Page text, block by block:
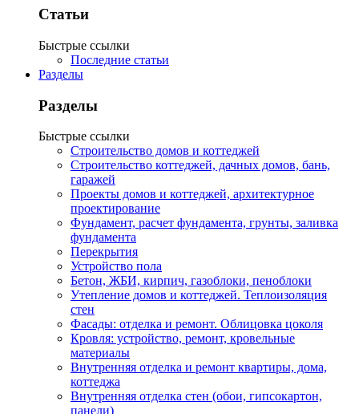
Статьи
Быстрые ссылки
Последние статьи
Разделы
Разделы
Быстрые ссылки
Строительство домов и коттеджей
Строительство коттеджей, дачных домов, бань,
гаражей
Проекты домов и коттеджей, архитектурное
проектирование
Фундамент, расчет фундамента, грунты, заливка
фундамента
Перекрытия
Устройство пола
Бетон, ЖБИ, кирпич, газоблоки, пеноблоки
Утепление домов и коттеджей. Теплоизоляция
стен
Фасады: отделка и ремонт. Облицовка цоколя
Кровля: устройство, ремонт, кровельные
материалы
Внутренняя отделка и ремонт квартиры, дома,
коттеджа
Внутренняя отделка стен (обои, гипсокартон,
панели)